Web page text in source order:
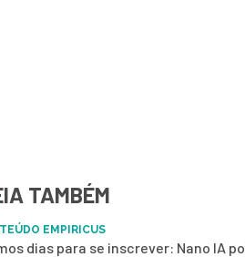
TAMBÉM
EMPIRICUS
dias para se inscrever: Nano IA